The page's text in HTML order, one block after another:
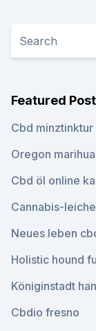
Featured
Cbd minztinktur
Oregon
Cbd öl online
Cannabis-leiche
Neues leben
Holistic hound
Königinstadt
Cbdio fresno